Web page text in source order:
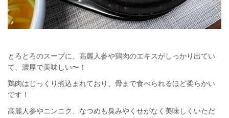
とろとろのスープに、高麗人参や鶏肉のエキスがしっかり出てい
て、濃厚で美味しい〜！
鶏肉はじっくり煮込まれており、骨まで食べられるほど柔らかい
です！
高麗人参やニンニク、なつめも臭みやくせがなく美味しくいただ